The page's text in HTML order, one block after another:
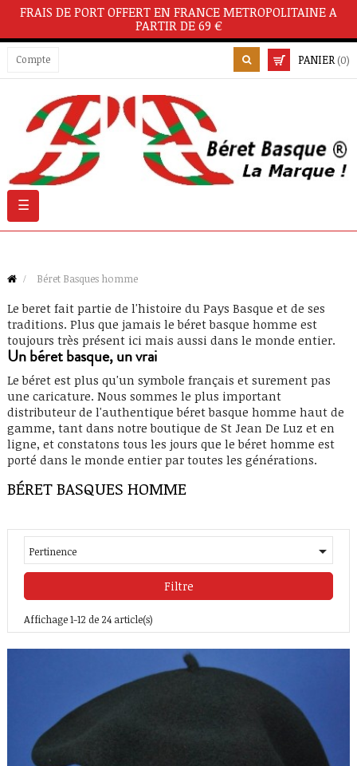
FRAIS DE PORT OFFERT EN FRANCE METROPOLITAINE A
PARTIR DE 69 €
Compte PANIER (0)
Basculer
la
navigation
☰
Béret Basques homme
Leberet fait partie de l'histoire du Pays Basque et de ses
traditions. Plus que jamais le béret basque homme est
toujours très présent ici mais aussi dans le monde entier.
Un béret basque, un vrai
Le béret est plus qu'un symbole français et surement pas
une caricature. Nous sommes le plus important
distributeur de l'authentique béret basque homme haut de
gamme, tant dans notre boutique de St Jean De Luz et en
ligne, et constatons tous les jours que le béret homme est
porté dans le monde entier par toutes les générations.
BÉRET BASQUES HOMME
Pertinence 
Filtre
Affichage 1-12 de 24 article(s)